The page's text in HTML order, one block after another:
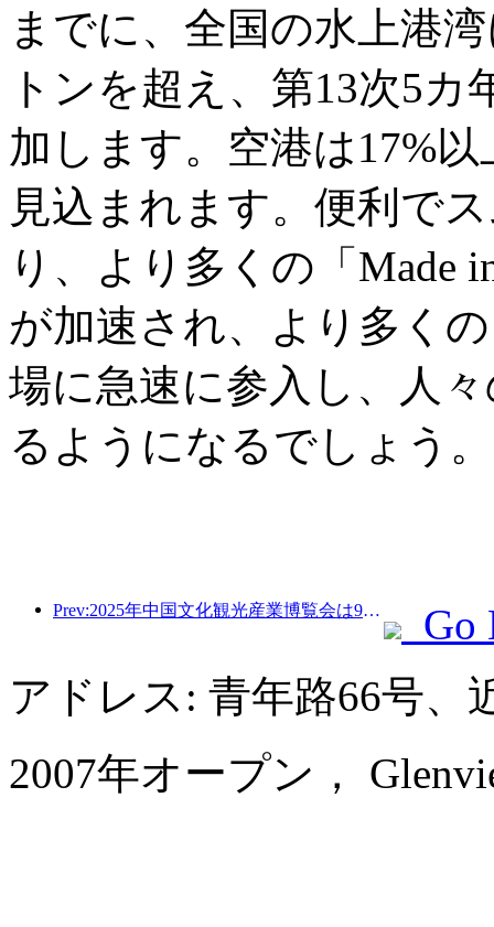
までに、全国の水上港
トンを超え、第13次5
加します。空港は17%
見込まれます。便利で
り、より多くの「Made
が加速され、より多く
場に急速に参入し、人
るようになるでしょう。
Prev:2025年中国文化観光産業博覧会は9月12日から14日まで武漢で開催される。
Go
アドレス: 青年路66号、
2007年オープン，